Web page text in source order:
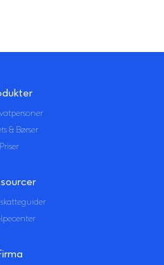
& Børser
Priser